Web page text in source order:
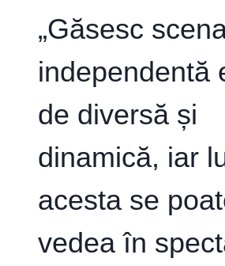
„Găsesc
independentă
de diversă și
dinamică, iar
acesta se
vedea în